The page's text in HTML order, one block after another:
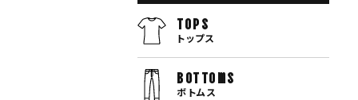
TOPS
トップス
bottoms
ボトムス